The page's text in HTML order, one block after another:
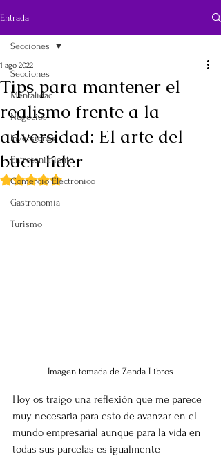
Entrada
Secciones
Mentalidad
Negocios
Inversiones
Entretenimiento
Comercio Electrónico
Gastronomía
Turismo
Secciones
Tips para mantener el
realismo frente a la
adversidad: El arte del
buen líder
1 ago 2022
Obtuvo NaN de 5 estrellas.
Imagen tomada de Zenda Libros
Hoy os traigo una reflexión que me parece
muy necesaria para esto de avanzar en el
mundo empresarial aunque para la vida en
todas sus parcelas es igualmente